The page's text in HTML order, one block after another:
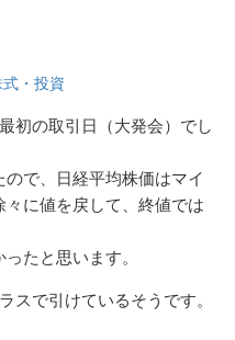
式・投資
初の取引日（大発会）でし
で、日経平均株価はマイ
に値を戻して、終値では
たと思います。
スで引けているそうです。